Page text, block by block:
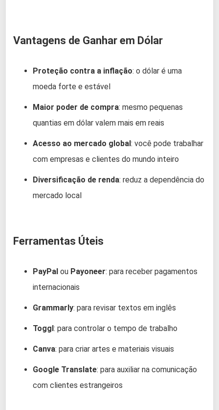
Vantagens de Ganhar em Dólar
Proteção contra a inflação: o dólar é uma
moeda forte e estável
Maior poder de compra: mesmo pequenas
quantias em dólar valem mais em reais
Acesso ao mercado global: você pode trabalhar
com empresas e clientes do mundo inteiro
Diversificação de renda: reduz a dependência do
mercado local
Ferramentas Úteis
PayPal ou Payoneer: para receber pagamentos
internacionais
Grammarly: para revisar textos em inglês
Toggl: para controlar o tempo de trabalho
Canva: para criar artes e materiais visuais
Google Translate: para auxiliar na comunicação
com clientes estrangeiros